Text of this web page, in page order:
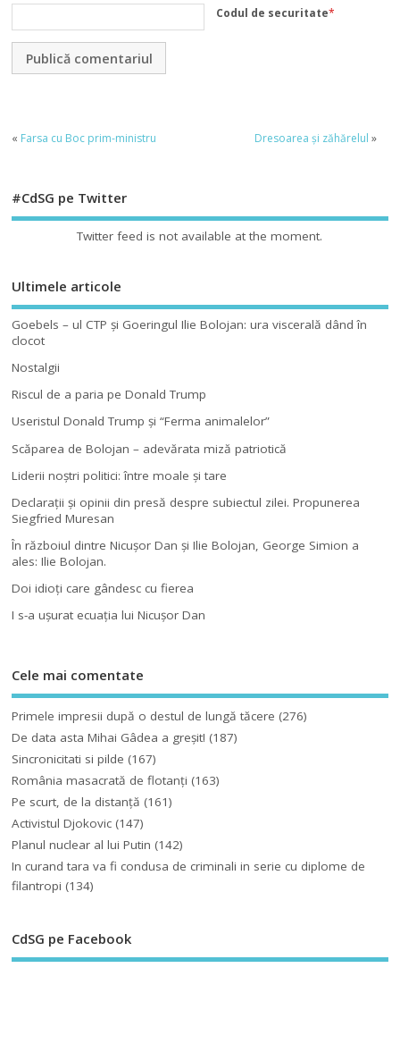
Codul de securitate*
« Farsa cu Boc prim-ministru Dresoarea și zăhărelul »
#CdSG pe Twitter
Twitter feed is not available at the moment.
Ultimele articole
Goebels – ul CTP şi Goeringul Ilie Bolojan: ura viscerală dând în
clocot
Nostalgii
Riscul de a paria pe Donald Trump
Useristul Donald Trump şi “Ferma animalelor”
Scăparea de Bolojan – adevărata miză patriotică
Liderii noştri politici: între moale şi tare
Declaraţii şi opinii din presă despre subiectul zilei. Propunerea
Siegfried Muresan
În războiul dintre Nicuşor Dan şi Ilie Bolojan, George Simion a
ales: Ilie Bolojan.
Doi idioţi care gândesc cu fierea
I s-a uşurat ecuaţia lui Nicuşor Dan
Cele mai comentate
Primele impresii după o destul de lungă tăcere (276)
De data asta Mihai Gâdea a greşit! (187)
Sincronicitati si pilde (167)
România masacrată de flotanţi (163)
Pe scurt, de la distanță (161)
Activistul Djokovic (147)
Planul nuclear al lui Putin (142)
In curand tara va fi condusa de criminali in serie cu diplome de
filantropi (134)
CdSG pe Facebook